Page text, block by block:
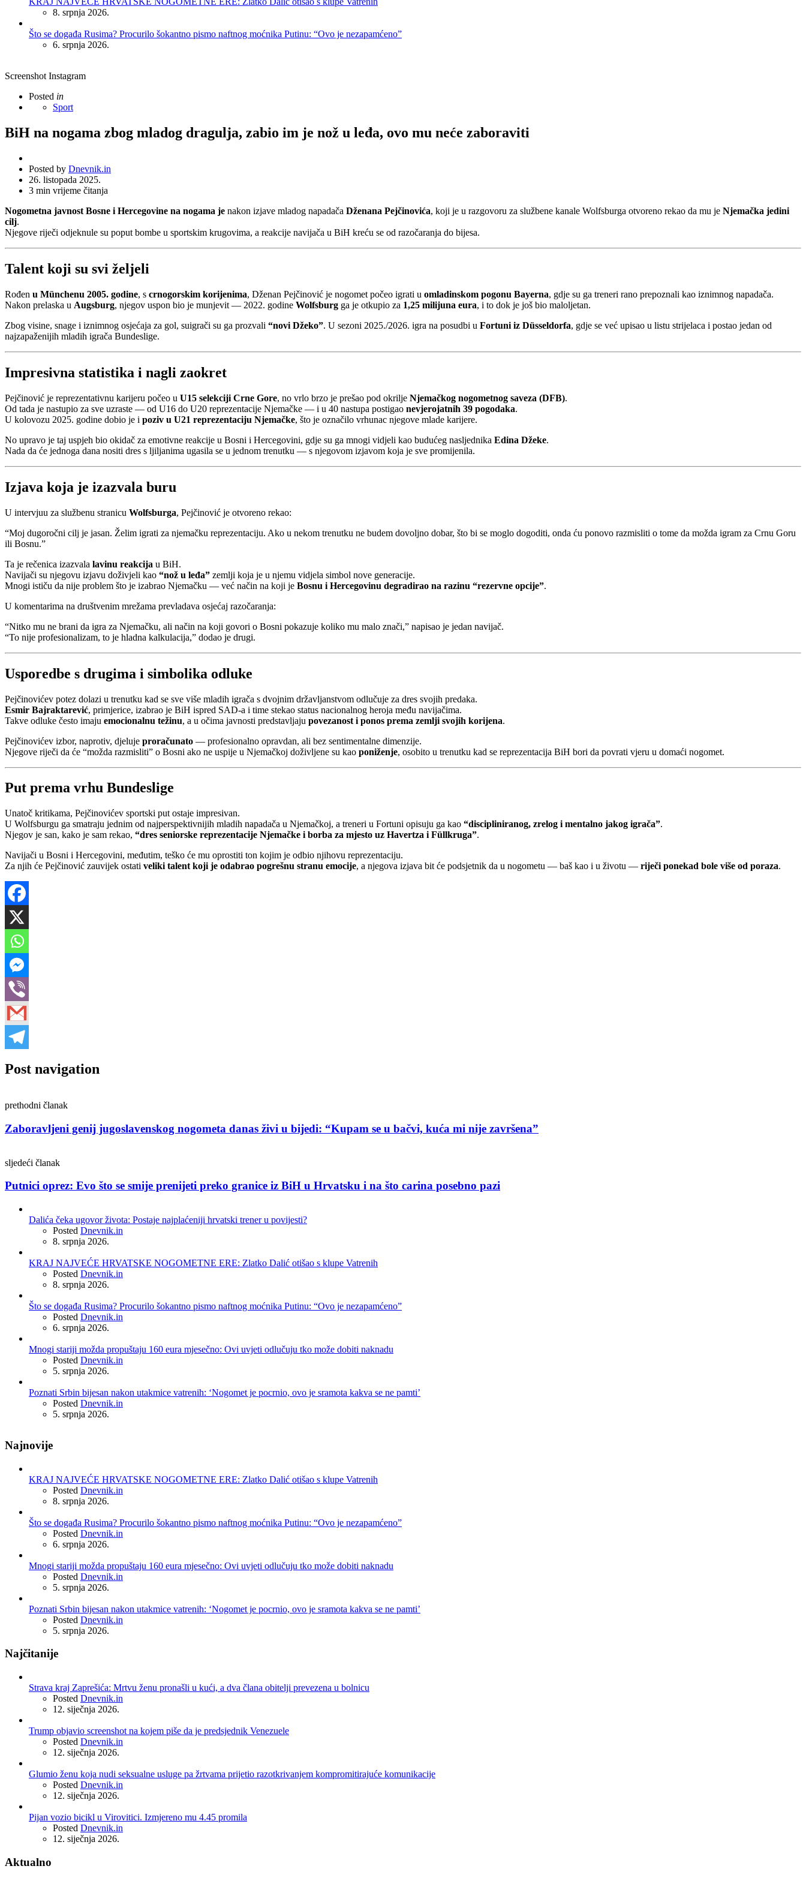
8. srpnja 2026.
Što se događa Rusima? Procurilo šokantno pismo naftnog moćnika Putinu: “Ovo je nezapamćeno”
6. srpnja 2026.
Screenshot Instagram
Posted in
Sport
BiH na nogama zbog mladog dragulja, zabio im je nož u leđa, ovo mu neće zaboraviti
Posted by Dnevnik.in
26. listopada 2025.
3 min vrijeme čitanja
Nogometna javnost Bosne i Hercegovine na nogama je nakon izjave mladog napadača Dženana Pejčinovića, koji je u razgovoru za službene kanale Wolfsburga otvoreno rekao da mu je Njemačka jedini
cilj.
Njegove riječi odjeknule su poput bombe u sportskim krugovima, a reakcije navijača u BiH kreću se od razočaranja do bijesa.
Talent koji su svi željeli
Rođen u Münchenu 2005. godine, s crnogorskim korijenima, Dženan Pejčinović je nogomet počeo igrati u omladinskom pogonu Bayerna, gdje su ga treneri rano prepoznali kao iznimnog napadača.
Nakon prelaska u Augsburg, njegov uspon bio je munjevit — 2022. godine Wolfsburg ga je otkupio za 1,25 milijuna eura, i to dok je još bio maloljetan.
Zbog visine, snage i iznimnog osjećaja za gol, suigrači su ga prozvali “novi Džeko”. U sezoni 2025./2026. igra na posudbi u Fortuni iz Düsseldorfa, gdje se već upisao u listu strijelaca i postao jedan od
najzapaženijih mladih igrača Bundeslige.
Impresivna statistika i nagli zaokret
Pejčinović je reprezentativnu karijeru počeo u U15 selekciji Crne Gore, no vrlo brzo je prešao pod okrilje Njemačkog nogometnog saveza (DFB).
Od tada je nastupio za sve uzraste — od U16 do U20 reprezentacije Njemačke — i u 40 nastupa postigao nevjerojatnih 39 pogodaka.
U kolovozu 2025. godine dobio je i poziv u U21 reprezentaciju Njemačke, što je označilo vrhunac njegove mlade karijere.
No upravo je taj uspjeh bio okidač za emotivne reakcije u Bosni i Hercegovini, gdje su ga mnogi vidjeli kao budućeg nasljednika Edina Džeke.
Nada da će jednoga dana nositi dres s ljiljanima ugasila se u jednom trenutku — s njegovom izjavom koja je sve promijenila.
Izjava koja je izazvala buru
U intervjuu za službenu stranicu Wolfsburga, Pejčinović je otvoreno rekao:
“Moj dugoročni cilj je jasan. Želim igrati za njemačku reprezentaciju. Ako u nekom trenutku ne budem dovoljno dobar, što bi se moglo dogoditi, onda ću ponovo razmisliti o tome da možda igram za Crnu Goru
ili Bosnu.”
Ta je rečenica izazvala lavinu reakcija u BiH.
Navijači su njegovu izjavu doživjeli kao “nož u leđa” zemlji koja je u njemu vidjela simbol nove generacije.
Mnogi ističu da nije problem što je izabrao Njemačku — već način na koji je Bosnu i Hercegovinu degradirao na razinu “rezervne opcije”.
U komentarima na društvenim mrežama prevladava osjećaj razočaranja:
“Nitko mu ne brani da igra za Njemačku, ali način na koji govori o Bosni pokazuje koliko mu malo znači,” napisao je jedan navijač.
“To nije profesionalizam, to je hladna kalkulacija,” dodao je drugi.
Usporedbe s drugima i simbolika odluke
Pejčinovićev potez dolazi u trenutku kad se sve više mladih igrača s dvojnim državljanstvom odlučuje za dres svojih predaka.
Esmir Bajraktarević, primjerice, izabrao je BiH ispred SAD-a i time stekao status nacionalnog heroja među navijačima.
Takve odluke često imaju emocionalnu težinu, a u očima javnosti predstavljaju povezanost i ponos prema zemlji svojih korijena.
Pejčinovićev izbor, naprotiv, djeluje proračunato — profesionalno opravdan, ali bez sentimentalne dimenzije.
Njegove riječi da će “možda razmisliti” o Bosni ako ne uspije u Njemačkoj doživljene su kao poniženje, osobito u trenutku kad se reprezentacija BiH bori da povrati vjeru u domaći nogomet.
Put prema vrhu Bundeslige
Unatoč kritikama, Pejčinovićev sportski put ostaje impresivan.
U Wolfsburgu ga smatraju jednim od najperspektivnijih mladih napadača u Njemačkoj, a treneri u Fortuni opisuju ga kao “discipliniranog, zrelog i mentalno jakog igrača”.
Njegov je san, kako je sam rekao, “dres seniorske reprezentacije Njemačke i borba za mjesto uz Havertza i Füllkruga”.
Navijači u Bosni i Hercegovini, međutim, teško će mu oprostiti ton kojim je odbio njihovu reprezentaciju.
Za njih će Pejčinović zauvijek ostati veliki talent koji je odabrao pogrešnu stranu emocije, a njegova izjava bit će podsjetnik da u nogometu — baš kao i u životu — riječi ponekad bole više od poraza.
Post navigation
prethodni članak
Zaboravljeni genij jugoslavenskog nogometa danas živi u bijedi: “Kupam se u bačvi, kuća mi nije završena”
sljedeći članak
Putnici oprez: Evo što se smije prenijeti preko granice iz BiH u Hrvatsku i na što carina posebno pazi
Dalića čeka ugovor života: Postaje najplaćeniji hrvatski trener u povijesti?
Posted Dnevnik.in
8. srpnja 2026.
KRAJ NAJVEĆE HRVATSKE NOGOMETNE ERE: Zlatko Dalić otišao s klupe Vatrenih
Posted Dnevnik.in
8. srpnja 2026.
Što se događa Rusima? Procurilo šokantno pismo naftnog moćnika Putinu: “Ovo je nezapamćeno”
Posted Dnevnik.in
6. srpnja 2026.
Mnogi stariji možda propuštaju 160 eura mjesečno: Ovi uvjeti odlučuju tko može dobiti naknadu
Posted Dnevnik.in
5. srpnja 2026.
Poznati Srbin bijesan nakon utakmice vatrenih: ‘Nogomet je pocrnio, ovo je sramota kakva se ne pamti’
Posted Dnevnik.in
5. srpnja 2026.
Najnovije
KRAJ NAJVEĆE HRVATSKE NOGOMETNE ERE: Zlatko Dalić otišao s klupe Vatrenih
Posted Dnevnik.in
8. srpnja 2026.
Što se događa Rusima? Procurilo šokantno pismo naftnog moćnika Putinu: “Ovo je nezapamćeno”
Posted Dnevnik.in
6. srpnja 2026.
Mnogi stariji možda propuštaju 160 eura mjesečno: Ovi uvjeti odlučuju tko može dobiti naknadu
Posted Dnevnik.in
5. srpnja 2026.
Poznati Srbin bijesan nakon utakmice vatrenih: ‘Nogomet je pocrnio, ovo je sramota kakva se ne pamti’
Posted Dnevnik.in
5. srpnja 2026.
Najčitanije
Strava kraj Zaprešića: Mrtvu ženu pronašli u kući, a dva člana obitelji prevezena u bolnicu
Posted Dnevnik.in
12. siječnja 2026.
Trump objavio screenshot na kojem piše da je predsjednik Venezuele
Posted Dnevnik.in
12. siječnja 2026.
Glumio ženu koja nudi seksualne usluge pa žrtvama prijetio razotkrivanjem kompromitirajuće komunikacije
Posted Dnevnik.in
12. siječnja 2026.
Pijan vozio bicikl u Virovitici. Izmjereno mu 4.45 promila
Posted Dnevnik.in
12. siječnja 2026.
Aktualno